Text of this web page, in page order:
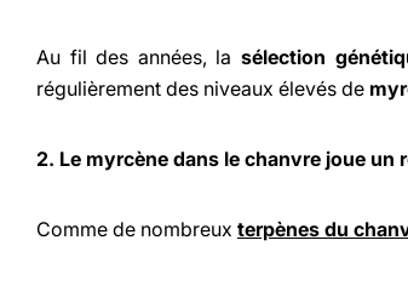
Au fil des années, la sélection
régulièrement des niveaux élevés de
2. Le myrcène dans le chanvre joue un
Comme de nombreux terpènes du